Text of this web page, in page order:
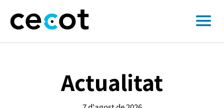
Actualitat